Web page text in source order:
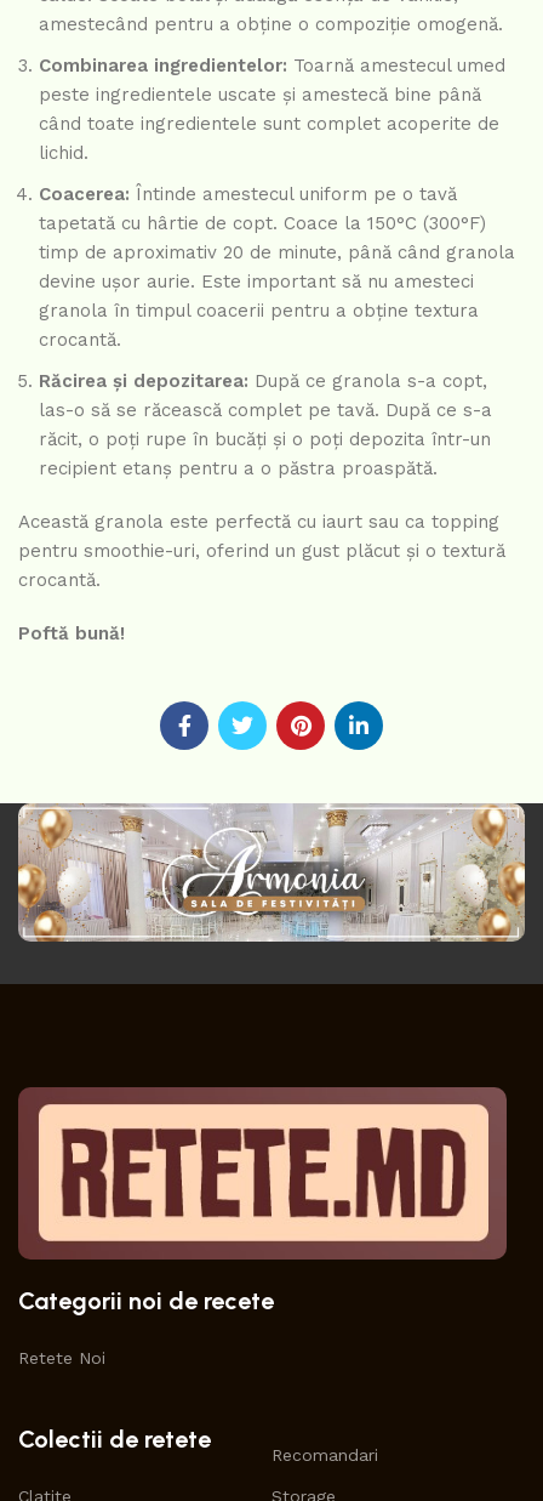
amestecând pentru a obține o compoziție omogenă.
Combinarea ingredientelor: Toarnă amestecul umed
peste ingredientele uscate și amestecă bine până
când toate ingredientele sunt complet acoperite de
lichid.
Coacerea: Întinde amestecul uniform pe o tavă
tapetată cu hârtie de copt. Coace la 150°C (300°F)
timp de aproximativ 20 de minute, până când granola
devine ușor aurie. Este important să nu amesteci
granola în timpul coacerii pentru a obține textura
crocantă.
Răcirea și depozitarea: După ce granola s-a copt,
las-o să se răcească complet pe tavă. După ce s-a
răcit, o poți rupe în bucăți și o poți depozita într-un
recipient etanș pentru a o păstra proaspătă.
Această granola este perfectă cu iaurt sau ca topping
pentru smoothie-uri, oferind un gust plăcut și o textură
crocantă.
Poftă bună!
Categorii noi de recete
Retete Noi
Colectii de retete
Clatite
Recomandari
Storage